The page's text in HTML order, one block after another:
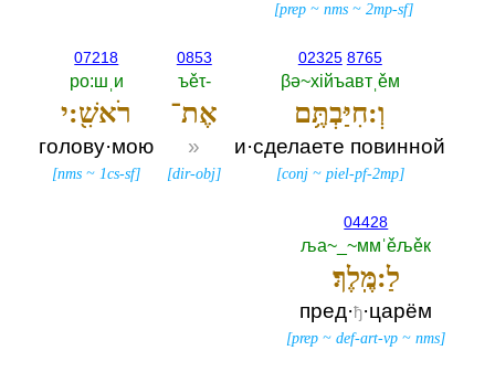
[prep ~nms ~2mp-sf]
02325 8765
βә~хiйъавтˌěм
וְ:חִיַּבְתֶּ֥ם
и·сделаете повинной
[conj~ piel-pf-2mp]
0853
ъěτ-‎
אֶת־
»
[dir-obj]
07218
ро:шˌи
רֹאשִׁ֖:י
голову·мою
[nms ~1cs-sf]
04428
ља~_~ммˈěљěк
לַ:מֶּֽלֶךְ׃
пред·ђ·царём
[prep ~def-art-vp ~nms]